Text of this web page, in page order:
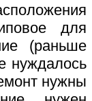
для
(раньше
нуждалось
нужны